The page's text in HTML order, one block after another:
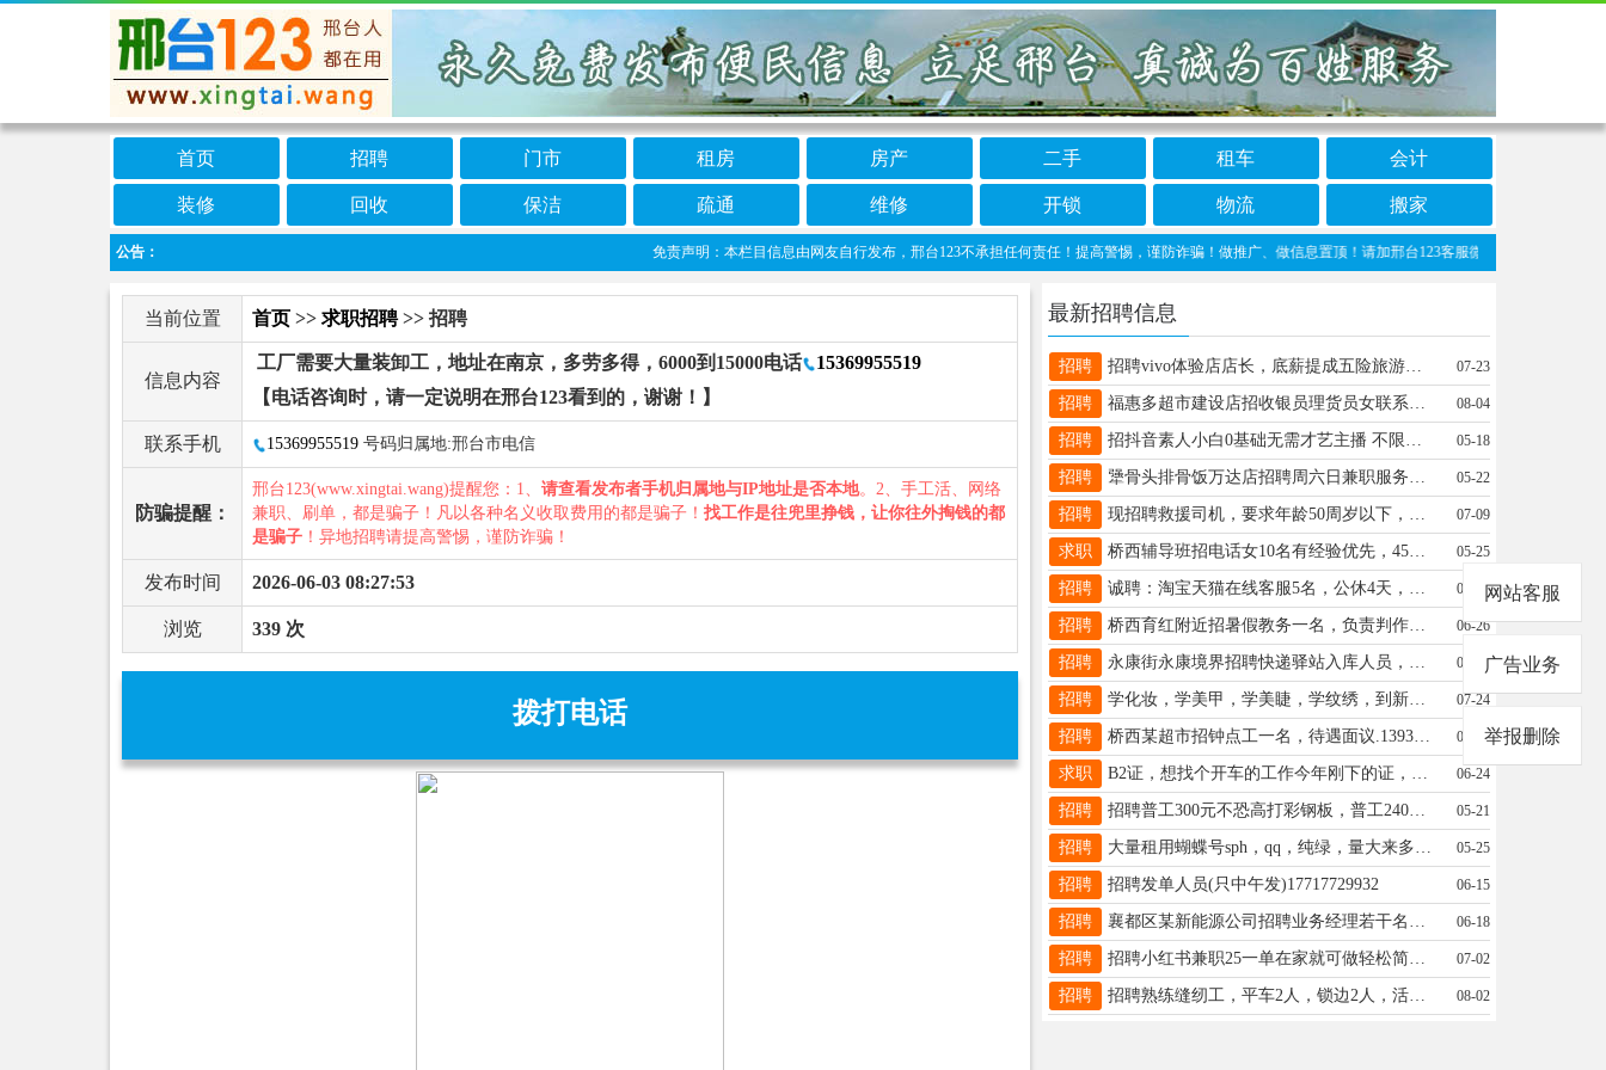
首页 招聘 门市 租房 房产 二手 租车 会计
装修 回收 保洁 疏通 维修 开锁 物流 搬家
公告： 免责声明：本栏目信息由网友自行发布，邢台123不承担任何责任！提高警惕，谨防诈骗！做推广、做信息置顶！请加邢台123客服微信：cnxingtai
当前位置 首页 >> 求职招聘>> 招聘
信息内容
工厂需要大量装卸工，地址在南京，多劳多得，6000到15000电话
15369955519
【电话咨询时，请一定说明在邢台123看到的，谢谢！】
联系手机 15369955519 号码归属地:邢台市电信
防骗提醒：
邢台123(www.xingtai.wang)提醒您：1、 请查看发布者手机归属地与IP地址是否本地。2、手工活、网络
兼职、刷单，都是骗子！凡以各种名义收取费用的都是骗子！ 找工作是往兜里挣钱，让你往外掏钱的都
是骗子 ！异地招聘请提高警惕，谨防诈骗！
发布时间 2026-06-03 08:27:53
浏览 339 次
拨打电话
最新招聘信息
招聘 招聘vivo体验店店长，底薪提成五险旅游，具体面议，需有相关工作经验15369930989 07-23
招聘 福惠多超市建设店招收银员理货员女联系电话18131952999 18131906910 短期勿扰 08-04
招聘 招抖音素人小白0基础无需才艺主播 不限时间地点 自由灵活 居家开播 无任何限制 自己做老板17733956477微信同步 05-18
招聘 犟骨头排骨饭万达店招聘周六日兼职服务员，20-35岁，12元/小时，联系15075908237 05-22
招聘 现招聘救援司机，要求年龄50周岁以下，驾驶证C1本，薪资待遇面谈，联系☎️：15530980808 张经理 07-09
求职 桥西辅导班招电话女10名有经验优先，45以内，公休4-6天，基本工资+提成+五险18631977229也招学管一名 05-25
招聘 诚聘：淘宝天猫在线客服5名，公休4天，无责任底薪+提成综合薪资4000以上，有经验者优先，电话：18631936502 05-13
招聘 桥西育红附近招暑假教务一名，负责判作业及打扫教室卫生等教务工作，认真负责有经验者优先，可兼职，联系18931967690 06-26
招聘 永康街永康境界招聘快递驿站入库人员，要求女性35岁～50岁，上午10～12点，下午4～7点，微17731916111 05-26
招聘 学化妆，学美甲，学美睫，学纹绣，到新曼随到随学，学会为止，常年免费进修☎️17659957778微信同步 07-24
招聘 桥西某超市招钟点工一名，待遇面议.13931939916 06-03
求职 B2证，想找个开车的工作今年刚下的证，接受学徒，17733951699 06-24
招聘 招聘普工300元不恐高打彩钢板，普工240元工作不超过两米，工资月发长期，旭阳焦化厂定州分厂13930905023 05-21
招聘 大量租用蝴蝶号sph，qq，纯绿，量大来多少要多少，价格肯定合适，需要加19565685775同v 05-25
招聘 招聘发单人员(只中午发)17717729932 06-15
招聘 襄都区某新能源公司招聘业务经理若干名需有驾证，电力或暖通施工经验优先，工作轻松待遇优越！具体面谈！18034193333 06-18
招聘 招聘小红书兼职25一单在家就可做轻松简单v➕ibibi9，电17733935713 07-02
招聘 招聘熟练缝纫工，平车2人，锁边2人，活简单，常年不换活，不压工资，地址：新眼科医院附近。电话：18903298306 08-02
网站客服
广告业务
举报删除